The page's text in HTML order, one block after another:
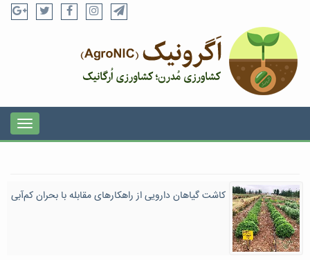
کاشت گیاهان دارویی از راهکارهای مقابله با بحران کم‌آبی